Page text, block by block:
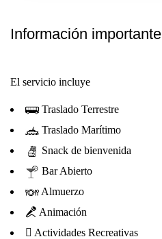
Información importante
El servicio incluye
Traslado Terrestre
Traslado Marítimo
Snack de bienvenida
Bar Abierto
Almuerzo
Animación
Actividades Recreativas